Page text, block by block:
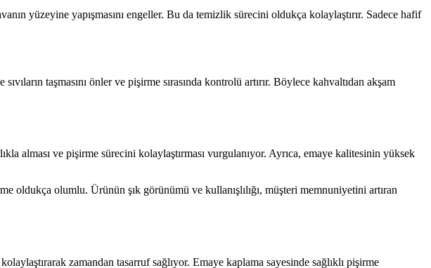
yüzeyine yapışmasını engeller. Bu da temizlik sürecini oldukça kolaylaştırır. Sadece hafif
taşmasını önler ve pişirme sırasında kontrolü artırır. Böylece kahvaltıdan akşam
alması ve pişirme sürecini kolaylaştırması vurgulanıyor. Ayrıca, emaye kalitesinin yüksek
oldukça olumlu. Ürünün şık görünümü ve kullanışlılığı, müşteri memnuniyetini artıran
zamandan tasarruf sağlıyor. Emaye kaplama sayesinde sağlıklı pişirme